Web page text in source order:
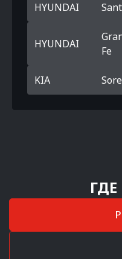
HYUNDAI
HYUNDAI
Fe
KIA